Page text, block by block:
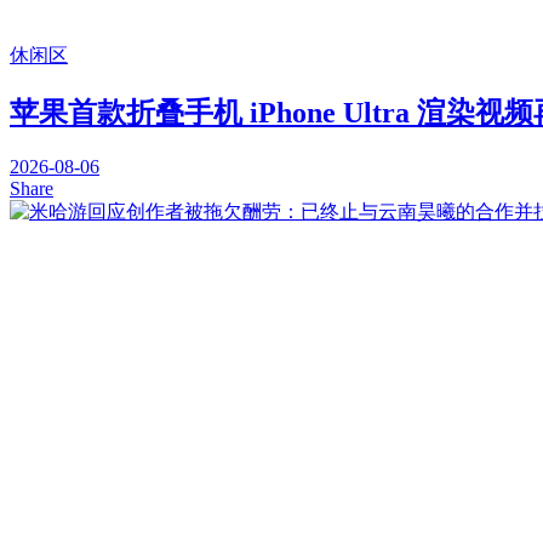
休闲区
苹果首款折叠手机 iPhone Ultra 渲染视频
2026-08-06
Share